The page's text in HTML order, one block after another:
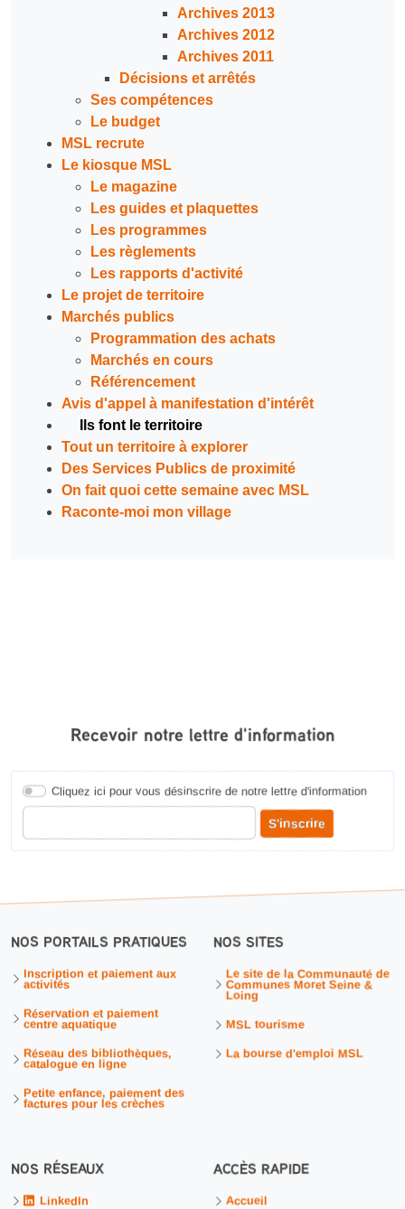
Archives 2013
Archives 2012
Archives 2011
Décisions et arrêtés
Ses compétences
Le budget
MSL recrute
Le kiosque MSL
Le magazine
Les guides et plaquettes
Les programmes
Les règlements
Les rapports d'activité
Le projet de territoire
Marchés publics
Programmation des achats
Marchés en cours
Référencement
Avis d'appel à manifestation d'intérêt
Ils font le territoire
Tout un territoire à explorer
Des Services Publics de proximité
On fait quoi cette semaine avec MSL
Raconte-moi mon village
Recevoir notre lettre d'information
Cliquez ici pour vous désinscrire de notre lettre d'information
Entrer votre adresse courriel pour recevoir notre lettre d'information
S'inscrire
NOS PORTAILS PRATIQUES
Inscription et paiement aux
activités
Réservation et paiement
centre aquatique
Réseau des bibliothèques,
catalogue en ligne
Petite enfance, paiement des
factures pour les crèches
NOS SITES
Le site de la Communauté de
Communes Moret Seine &
Loing
MSL tourisme
La bourse d'emploi MSL
NOS RÉSEAUX
LinkedIn
ACCÈS RAPIDE
Accueil